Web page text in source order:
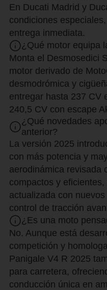
En Ducati Madrid y
condiciones
entrega inmediata.
¿Qué motor equipa
Monta el Desmosedici
motor derivado de
desmodrómica y
entregar hasta 237 CV
240,5 CV con escape
¿Qué novedades
anterior?
La versión 2025
con más potencia y
aerodinámica revisada
compactos y
actualizada con
control de tracción
¿Es una moto
No. Aunque está
competición y
Panigale V4 R 2025
para carretera,
conducción única en